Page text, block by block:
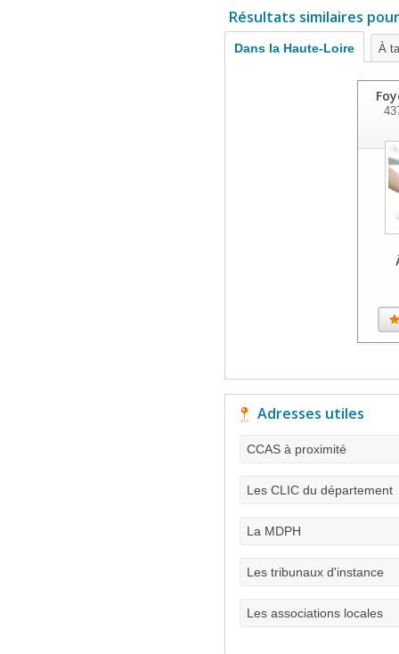
Résultats similaires
Dans la Haute-Loire À
Adresses utiles
CCAS à proximité
Les CLIC du département
La MDPH
Les tribunaux d'instance
Les associations locales